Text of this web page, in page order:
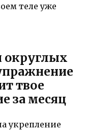
теле уже
округлых
твое
за месяц
укрепление